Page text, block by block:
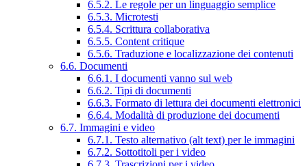
6.5.2. Le regole per un linguaggio semplice
6.5.3. Microtesti
6.5.4. Scrittura collaborativa
6.5.5. Content critique
6.5.6. Traduzione e localizzazione dei contenuti
6.6. Documenti
6.6.1. I documenti vanno sul web
6.6.2. Tipi di documenti
6.6.3. Formato di lettura dei documenti elettronici
6.6.4. Modalità di produzione dei documenti
6.7. Immagini e video
6.7.1. Testo alternativo (alt text) per le immagini
6.7.2. Sottotitoli per i video